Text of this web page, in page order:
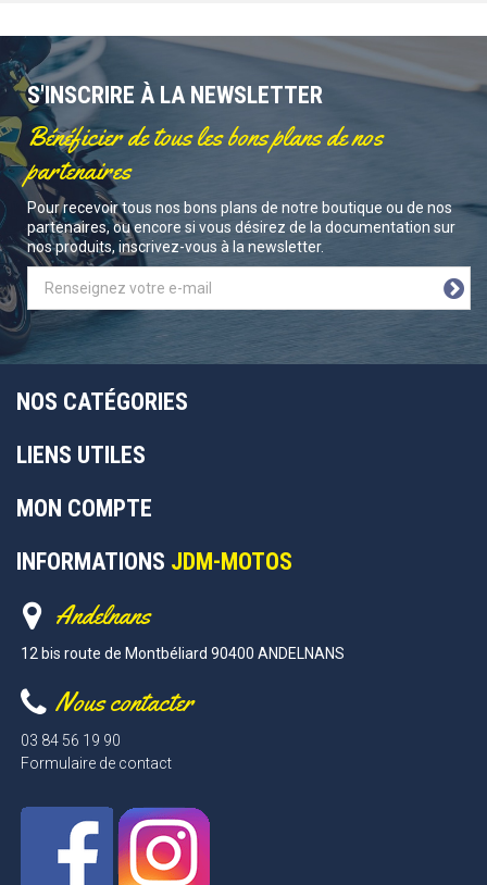
S'INSCRIRE À LA NEWSLETTER
Bénéficier de tous les bons plans de nos
partenaires
Pour recevoir tous nos bons plans de notre boutique ou de nos
partenaires, ou encore si vous désirez de la documentation sur
nos produits, inscrivez-vous à la newsletter.
NOS CATÉGORIES
LIENS UTILES
MON COMPTE
INFORMATIONS JDM-MOTOS
Andelnans
12 bis route de Montbéliard 90400 ANDELNANS
Nous contacter
03 84 56 19 90
Formulaire de contact